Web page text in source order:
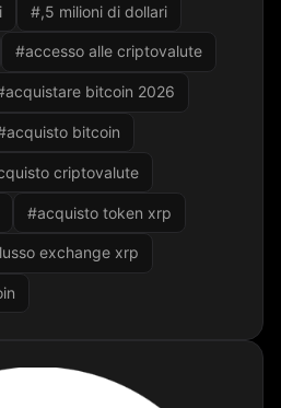
#,5 milioni di dollari
#accesso alle criptovalute
bitcoin 2026
bitcoin
criptovalute
#acquisto token xrp
exchange xrp